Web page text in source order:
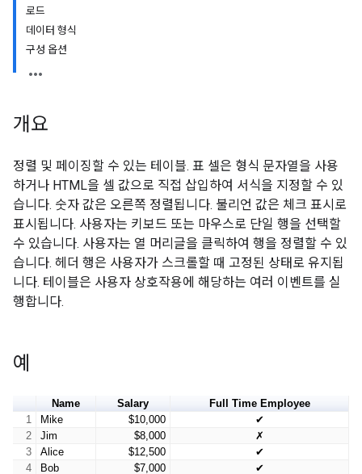
로드
데이터 형식
구성 옵션
개요
정렬 및 페이징할 수 있는 테이블. 표 셀은 형식 문자열을 사용
하거나 HTML을 셀 값으로 직접 삽입하여 서식을 지정할 수 있
습니다. 숫자 값은 오른쪽 정렬됩니다. 불리언 값은 체크 표시로
표시됩니다. 사용자는 키보드 또는 마우스로 단일 행을 선택할
수 있습니다. 사용자는 열 머리글을 클릭하여 행을 정렬할 수 있
습니다. 헤더 행은 사용자가 스크롤할 때 고정된 상태로 유지됩
니다. 테이블은 사용자 상호작용에 해당하는 여러 이벤트를 실
행합니다.
예